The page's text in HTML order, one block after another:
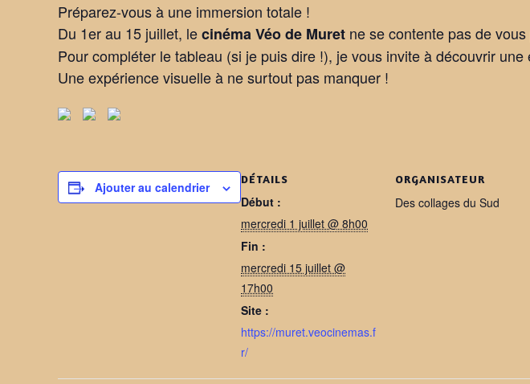
Préparez-vous à une immersion totale !
Du 1er au 15 juillet, lecinéma Véo de Muret ne se contente pas de
Pour compléter le tableau (si je puis dire !), je vous invite à découvrir
Une expérience visuelle à ne surtout pas manquer !
Ajouter au calendrier
DÉTAILS
Début :
mercredi 1 juillet @ 8h00
Fin :
mercredi 15 juillet @
17h00
Site :
https://muret.veocinemas.f
r/
ORGANISATEUR
Des collages du Sud